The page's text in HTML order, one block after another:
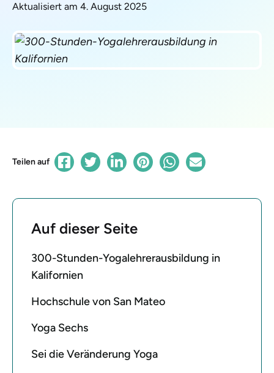
Aktualisiert am 4. August 2025
Teilen auf
Auf dieser Seite
300-Stunden-Yogalehrerausbildung in
Kalifornien
Hochschule von San Mateo
Yoga Sechs
Sei die Veränderung Yoga